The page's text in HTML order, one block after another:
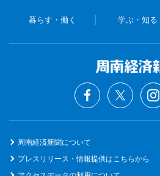
暮らす・働く 学ぶ・知る
周南経済新聞について
プレスリリース・情報提供はこちらから